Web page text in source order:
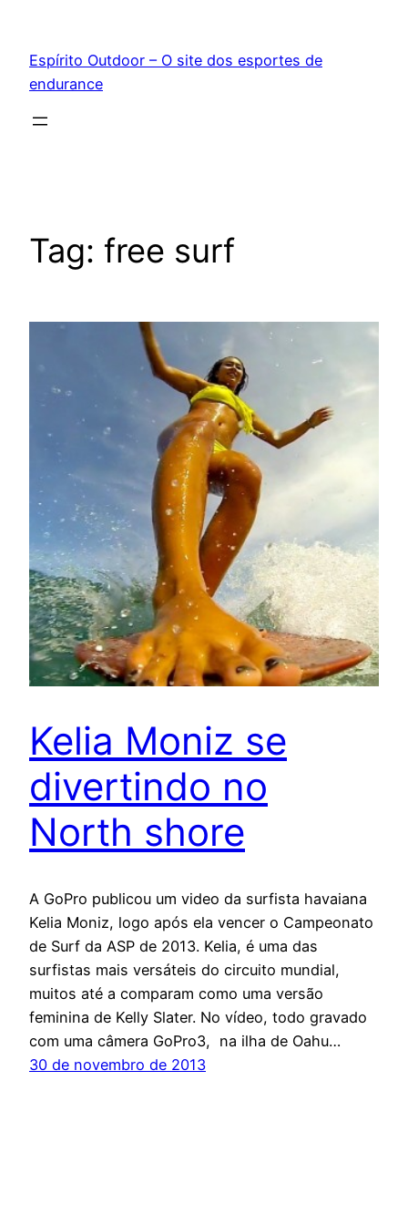
conteúdo
Espírito Outdoor – O site dos esportes de
endurance
Tag: free surf
Kelia Moniz se
divertindo no
North shore
A GoPro publicou um video da surfista havaiana
Kelia Moniz, logo após ela vencer o Campeonato
de Surf da ASP de 2013. Kelia, é uma das
surfistas mais versáteis do circuito mundial,
muitos até a comparam como uma versão
feminina de Kelly Slater. No vídeo, todo gravado
com uma câmera GoPro3, na ilha de Oahu…
30 de novembro de 2013